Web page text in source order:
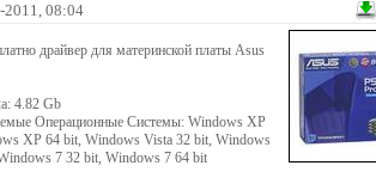
2011, 08:04
драйвер для материнской платы Asus
4.82 Gb
Операционные Системы: Windows XP
XP 64 bit, Windows Vista 32 bit, Windows
7 32 bit, Windows 7 64 bit